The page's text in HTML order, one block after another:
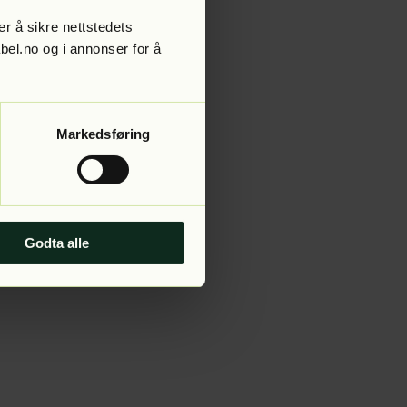
å sikre nettstedets
og i annonser for å
Markedsføring
Godta alle